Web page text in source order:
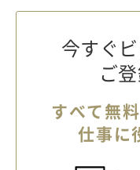
今すぐ
ご
すべて無
仕事に